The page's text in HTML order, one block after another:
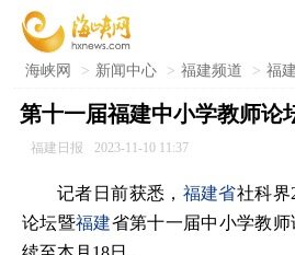
海峡网 > 新闻中心 > 福建频道 > 福
第十一届福建中小学教师论
福建日报 2023-11-10 11:37
记者日前获悉， 福建省社科界
论坛暨福建省第十一届中小学教